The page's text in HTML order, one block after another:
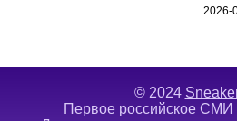
2026-
© 2024
Первое российское СМИ